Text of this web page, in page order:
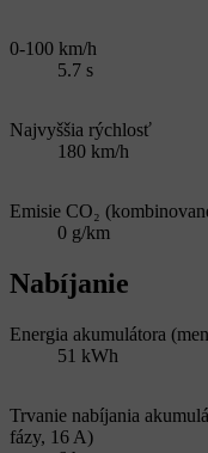
0-100 km/h
5.7 s
Najvyššia rýchlosť
180 km/h
Emisie CO₂
0 g/km
Nabíjanie
Energia akumulátora
51 kWh
Trvanie nabíjania
fázy, 16 A)